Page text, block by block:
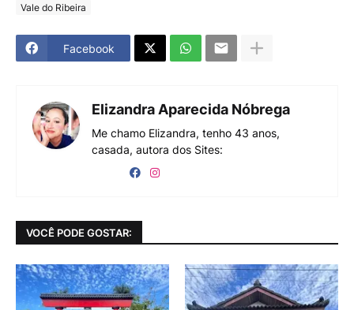
Vale do Ribeira
Facebook
Elizandra Aparecida Nóbrega
Me chamo Elizandra, tenho 43 anos,
casada, autora dos Sites:
VOCÊ PODE GOSTAR: